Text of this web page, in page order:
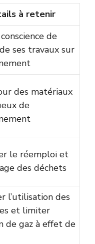
à retenir
de
ses travaux sur
des matériaux
de
le réemploi et
des déchets
l’utilisation des
et limiter
de gaz à effet de